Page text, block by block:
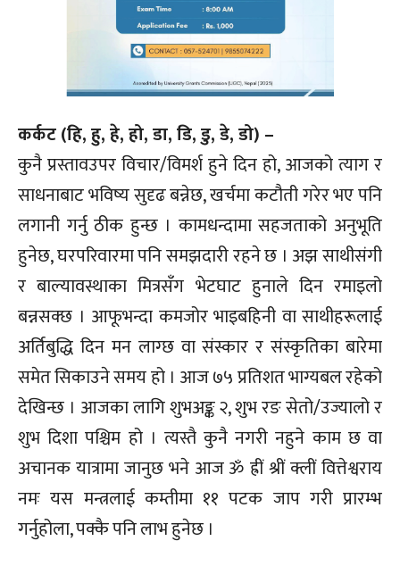
कर्कट (हि, हु, हे, हो, डा, डि, डु, डे, डो) –
कुनै प्रस्तावउपर विचार/विमर्श हुने दिन हो, आजको त्याग र
साधनाबाट भविष्य सुदृढ बन्नेछ, खर्चमा कटौती गरेर भए पनि
लगानी गर्नु ठीक हुन्छ । कामधन्दामा सहजताको अनुभूति
हुनेछ, घरपरिवारमा पनि समझदारी रहने छ । अझ साथीसंगी
र बाल्यावस्थाका मित्रसँग भेटघाट हुनाले दिन रमाइलो
बन्नसक्छ । आफूभन्दा कमजोर भाइबहिनी वा साथीहरूलाई
अर्तिबुद्धि दिन मन लाग्छ वा संस्कार र संस्कृतिका बारेमा
समेत सिकाउने समय हो । आज ७५ प्रतिशत भाग्यबल रहेको
देखिन्छ । आजका लागि शुभअङ्क २, शुभ रङ सेतो/उज्यालो र
शुभ दिशा पश्चिम हो । त्यस्तै कुनै नगरी नहुने काम छ वा
अचानक यात्रामा जानुछ भने आज ॐ ह्रीं श्रीं क्लीं वित्तेश्वराय
नमः यस मन्त्रलाई कम्तीमा ११ पटक जाप गरी प्रारम्भ
गर्नुहोला, पक्कै पनि लाभ हुनेछ ।